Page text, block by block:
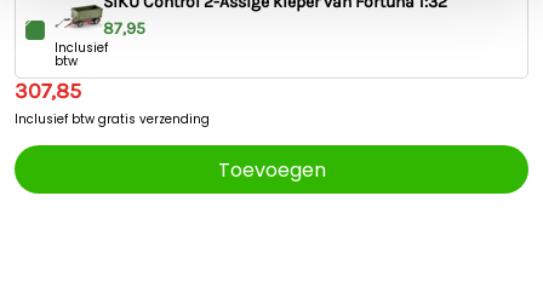
87,95
Inclusief
btw
307,85
Inclusief btw gratis verzending
Toevoegen